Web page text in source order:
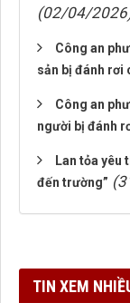
(02/04/
Công an
sản bị đánh rơi
Công an
người bị đánh
Lan tỏa yêu
đến trường”
TIN XEM